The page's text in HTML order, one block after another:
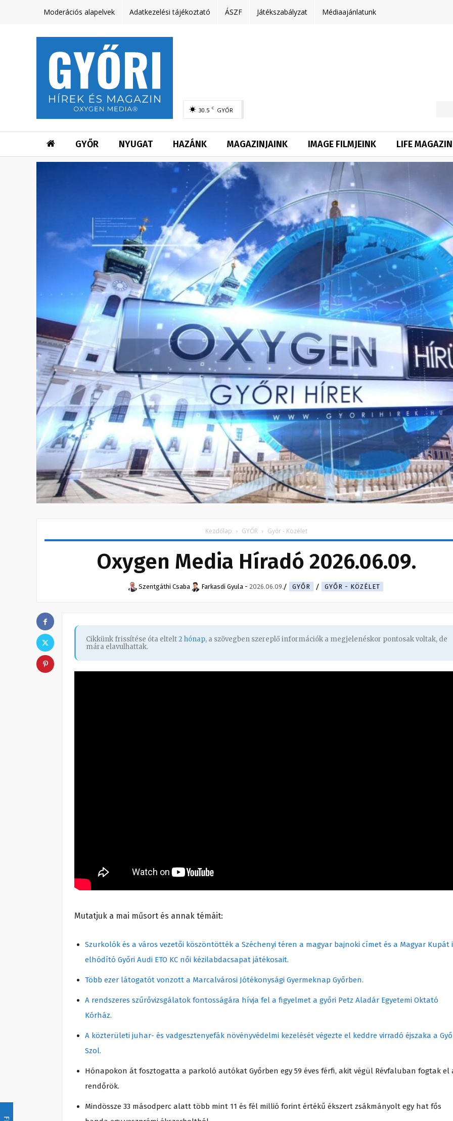
Moderációs alapelvek Adatkezelési tájékoztató ÁSZF Játékszabályzat Médiaajánlatunk
30.5 C GYŐR
GYŐR NYUGAT HAZÁNK MAGAZINJAINK IMAGE FILMJEINK LIFE MAGAZIN
Kezdőlap GYŐR Győr - Közélet
Oxygen Media Híradó 2026.06.09.
Szentgáthi Csaba Farkasdi Gyula - 2026.06.09. GYŐR GYŐR - KÖZÉLET
Cikkünk frissítése óta eltelt2 hónap, a szövegben szereplő információk a megjelenéskor pontosak voltak, de
mára elavulhattak.
Mutatjuk a mai műsort és annak témáit:
Szurkolók és a város vezetői köszöntötték a Széchenyi téren a magyar bajnoki címet és a Magyar Kupát
elhódító Győri Audi ETO KC női kézilabdacsapat játékosait.
Több ezer látogatót vonzott a Marcalvárosi Jótékonysági Gyermeknap Győrben.
A rendszeres szűrővizsgálatok fontosságára hívja fel a figyelmet a győri Petz Aladár Egyetemi Oktató
Kórház.
A közterületi juhar- és vadgesztenyefák növényvédelmi kezelését végezte el keddre virradó éjszaka a
Szol.
Hónapokon át fosztogatta a parkoló autókat Győrben egy 59 éves férfi, akit végül Révfaluban fogtak el
rendőrök.
Mindössze 33 másodperc alatt több mint 11 és fél millió forint értékű ékszert zsákmányolt egy hat fős